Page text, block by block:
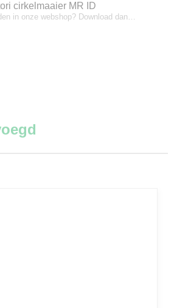
cirkelmaaier MR ID
in onze webshop? Download dan…